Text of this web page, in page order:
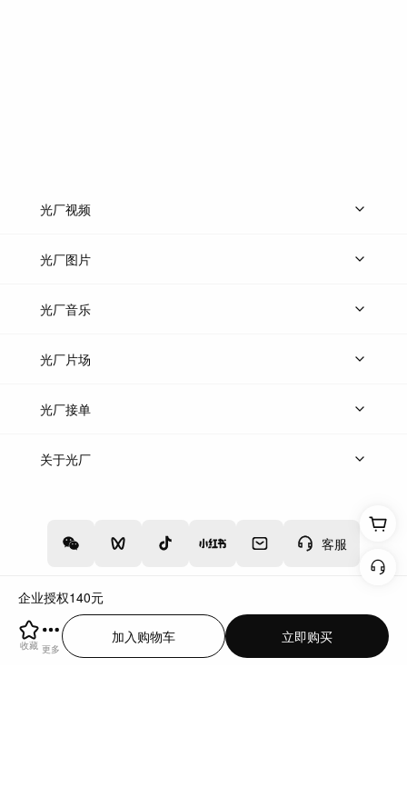
企业授权140元
收藏 更多
立即购买
加入购物车
客服
光厂视频
上传视频
光厂图片
上传图片
光厂音乐
热门音乐
光厂片场
上传案例
光厂接单
上架服务
关于光厂
增值电信业务经营许可证：川B2-20160192
川公网安备51019002000262
违法和不良信息举报中心